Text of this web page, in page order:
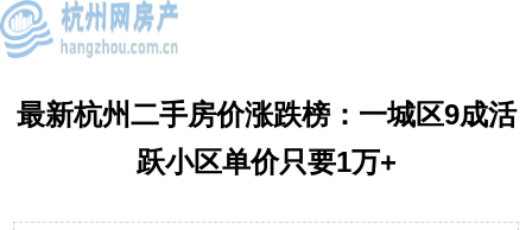
最新杭州二手房价涨跌榜：一城区9成活
跃小区单价只要1万+